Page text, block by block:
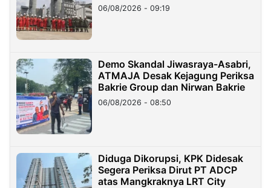
06/08/2026 - 09:19
Demo Skandal Jiwasraya-Asabri,
ATMAJA Desak Kejagung Periksa
Bakrie Group dan Nirwan Bakrie
06/08/2026 - 08:50
Diduga Dikorupsi, KPK Didesak
Segera Periksa Dirut PT ADCP
atas Mangkraknya LRT City